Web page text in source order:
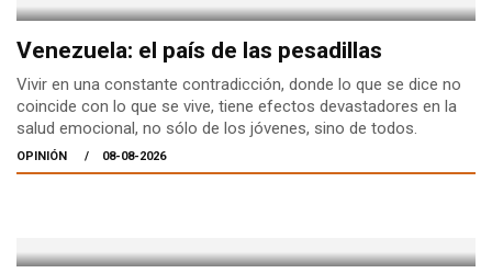
Venezuela: el país de las pesadillas
Vivir en una constante contradicción, donde lo que se dice no
coincide con lo que se vive, tiene efectos devastadores en la
salud emocional, no sólo de los jóvenes, sino de todos.
OPINIÓN 08-08-2026